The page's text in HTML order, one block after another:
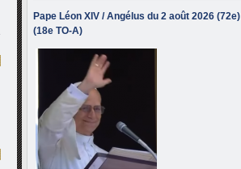
Pape Léon XIV / Angélus du 2 août 2026 (72e)
(18e TO-A)